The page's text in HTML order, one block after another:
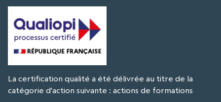
La certification qualité a été délivrée au titre de la
catégorie d'action suivante : actions de formations